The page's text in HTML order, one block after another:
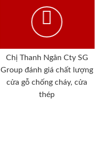
Chị Thanh Ngân Cty SG
Group đánh giá chất lượng
cửa gỗ chống cháy, cửa
thép